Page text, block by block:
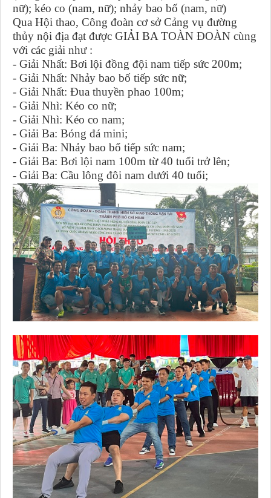
nữ); kéo co (nam, nữ); nhảy bao bố (nam, nữ)
Qua Hội thao, Công đoàn cơ sở Cảng vụ đường
thủy nội địa đạt được GIẢI BA TOÀN ĐOÀN cùng
với các giải như :
- Giải Nhất: Bơi lội đồng đội nam tiếp sức 200m;
- Giải Nhất: Nhảy bao bố tiếp sức nữ;
- Giải Nhất: Đua thuyền phao 100m;
- Giải Nhì: Kéo co nữ;
- Giải Nhì: Kéo co nam;
- Giải Ba: Bóng đá mini;
- Giải Ba: Nhảy bao bố tiếp sức nam;
- Giải Ba: Bơi lội nam 100m từ 40 tuổi trở lên;
- Giải Ba: Cầu lông đôi nam dưới 40 tuổi;